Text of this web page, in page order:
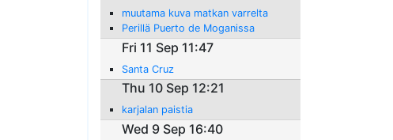
muutama kuva matkan varrelta
Perillä Puerto de Moganissa
Fri 11 Sep 11:47
Santa Cruz
Thu 10 Sep 12:21
karjalan paistia
Wed 9 Sep 16:40